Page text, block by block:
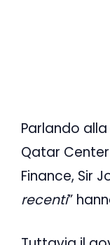
Parlando
Qatar
Finance, Sir
recenti”